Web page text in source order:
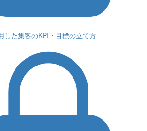
した集客のKPI・目標の立て方